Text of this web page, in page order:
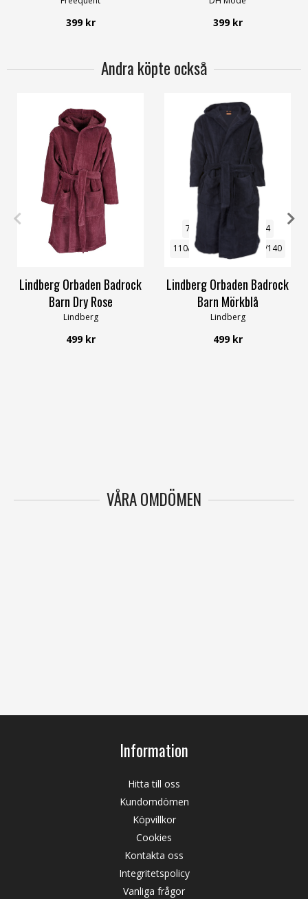
399 kr 399 kr
Andra köpte också
74/80 86/92
98/104
110/116 134/140
Lindberg Orbaden Badrock
Barn Dry Rose
Lindberg
499 kr
74/80 86/92
98/104
110/116
134/140
Lindberg Orbaden Badrock
Barn Mörkblå
Lindberg
499 kr
VÅRA OMDÖMEN
Information
Hitta till oss
Kundomdömen
Köpvillkor
Cookies
Kontakta oss
Integritetspolicy
Vanliga frågor